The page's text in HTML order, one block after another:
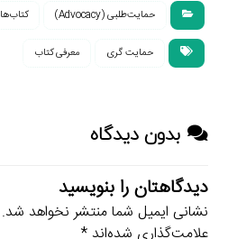
حمایت‌طلبی (Advocacy) کتاب‌ها
حمایت گری معرفی کتاب
بدون دیدگاه
دیدگاهتان را بنویسید
نشانی ایمیل شما منتشر نخواهد شد.
علامت‌گذاری شده‌اند*